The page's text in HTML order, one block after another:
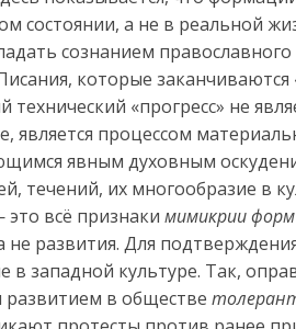
состоянии, а не в реальной
сознанием
которые
технический «прогресс» не
является процессом
явным духовным
течений, их многообразие в
это всё признакимимикрии форм
не развития. Для
в западной культуре. Так,
развитием в обществе